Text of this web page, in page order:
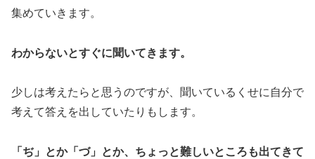
集めていきます。
わからないとすぐに聞いてきます。
少しは考えたらと思うのですが、聞いているくせに自分で
考えて答えを出していたりもします。
「ぢ」とか「づ」とか、ちょっと難しいところも出てきて